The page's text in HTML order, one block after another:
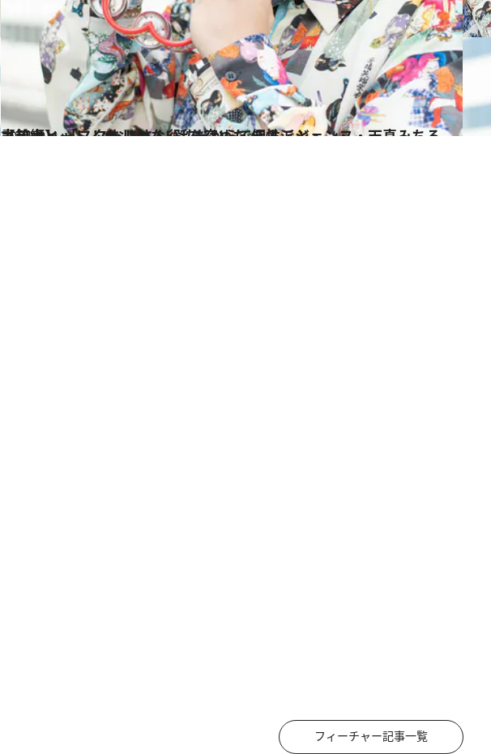
2021.9.4
書籍大ヒット！“おじさん役”を究めた 個性派ジェンヌ・天真みちる【前編】 「スターじゃない私だからできること」
カルチャー
フィーチャー記事一覧